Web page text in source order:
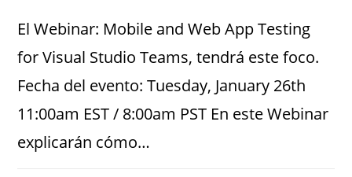
El Webinar: Mobile and Web App Testing
for Visual Studio Teams, tendrá este foco.
Fecha del evento: Tuesday, January 26th
11:00am EST / 8:00am PST En este Webinar
explicarán cómo…